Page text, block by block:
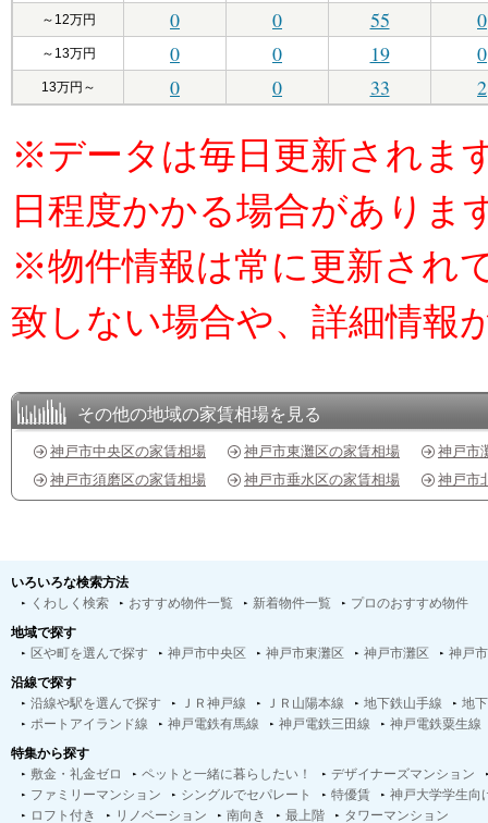
～12万円 0 0 55 0
～13万円 0 0 19 0
13万円～ 0 0 33 2
※データは毎日更新されま
日程度かかる場合がありま
※物件情報は常に更新され
致しない場合や、詳細情報
その他の地域の家賃相場を見る
神戸市中央区の家賃相場 神戸市東灘区の家賃相場
神戸市
神戸市須磨区の家賃相場
神戸市垂水区の家賃相場 神戸市
いろいろな検索方法
くわしく検索
おすすめ物件一覧 新着物件一覧
プロのおすすめ物件
地域で探す
区や町を選んで探す
神戸市中央区 神戸市東灘区 神戸市灘区
神戸
沿線で探す
沿線や駅を選んで探す
ＪＲ神戸線 ＪＲ山陽本線 地下鉄山手線
地
ポートアイランド線
神戸電鉄有馬線 神戸電鉄三田線
神戸電鉄粟生線
特集から探す
敷金・礼金ゼロ
ペットと一緒に暮らしたい！
デザイナーズマンション
ファミリーマンション
シングルでセパレート 特優賃
神戸大学学生向
ロフト付き
リノベーション 南向き 最上階 タワーマンション